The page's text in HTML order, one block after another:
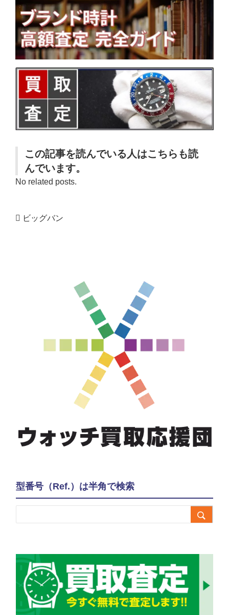
この記事を読んでいる人はこちらも読
んでいます。
No related posts.
ビッグバン
型番号（Ref.）は半角で検索
